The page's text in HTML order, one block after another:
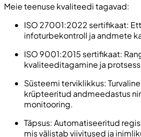
Meie teenuse kvaliteedi tagavad:
ISO 27001:2022 sertifikaat:
infoturbekontroll ja andmete
ISO 9001:2015 sertifikaat:
kvaliteeditagamine ja
Süsteemi terviklikkus:
krüpteeritud andmeedastus
monitooring.
Täpsus: Automatiseeritud
mis välistab viivitused ja